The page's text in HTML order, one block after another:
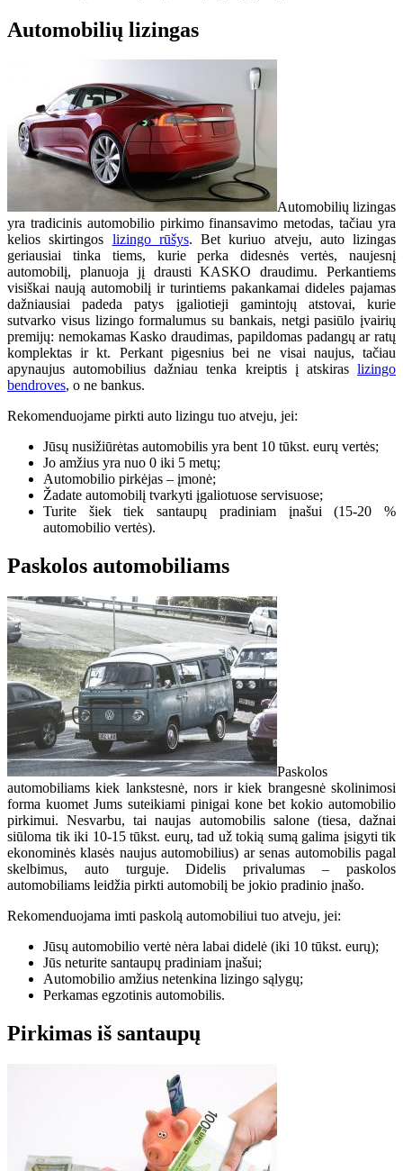
Automobilių lizingas
Automobilių lizingas
yra tradicinis automobilio pirkimo finansavimo metodas, tačiau yra
kelios skirtingos lizingo rūšys. Bet kuriuo atveju, auto lizingas
geriausiai tinka tiems, kurie perka didesnės vertės, naujesnį
automobilį, planuoja jį drausti KASKO draudimu. Perkantiems
visiškai naują automobilį ir turintiems pakankamai dideles pajamas
dažniausiai padeda patys įgaliotieji gamintojų atstovai, kurie
sutvarko visus lizingo formalumus su bankais, netgi pasiūlo įvairių
premijų: nemokamas Kasko draudimas, papildomas padangų ar ratų
komplektas ir kt. Perkant pigesnius bei ne visai naujus, tačiau
apynaujus automobilius dažniau tenka kreiptis į atskiras lizingo
bendroves, o ne bankus.
Rekomenduojame pirkti auto lizingu tuo atveju, jei:
Jūsų nusižiūrėtas automobilis yra bent 10 tūkst. eurų vertės;
Jo amžius yra nuo 0 iki 5 metų;
Automobilio pirkėjas – įmonė;
Žadate automobilį tvarkyti įgaliotuose servisuose;
Turite šiek tiek santaupų pradiniam įnašui (15-20 %
automobilio vertės).
Paskolos automobiliams
Paskolos
automobiliams kiek lankstesnė, nors ir kiek brangesnė skolinimosi
forma kuomet Jums suteikiami pinigai kone bet kokio automobilio
pirkimui. Nesvarbu, tai naujas automobilis salone (tiesa, dažnai
siūloma tik iki 10-15 tūkst. eurų, tad už tokią sumą galima įsigyti tik
ekonominės klasės naujus automobilius) ar senas automobilis pagal
skelbimus, auto turguje. Didelis privalumas – paskolos
automobiliams leidžia pirkti automobilį be jokio pradinio įnašo.
Rekomenduojama imti paskolą automobiliui tuo atveju, jei:
Jūsų automobilio vertė nėra labai didelė (iki 10 tūkst. eurų);
Jūs neturite santaupų pradiniam įnašui;
Automobilio amžius netenkina lizingo sąlygų;
Perkamas egzotinis automobilis.
Pirkimas iš santaupų